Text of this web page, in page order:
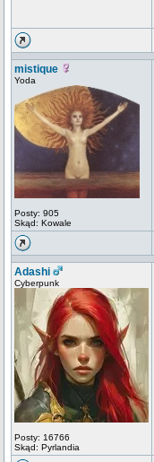
mistique
Yoda
Posty: 905
Skąd: Kowale
Adashi
Cyberpunk
Posty: 16766
Skąd: Pyrlandia